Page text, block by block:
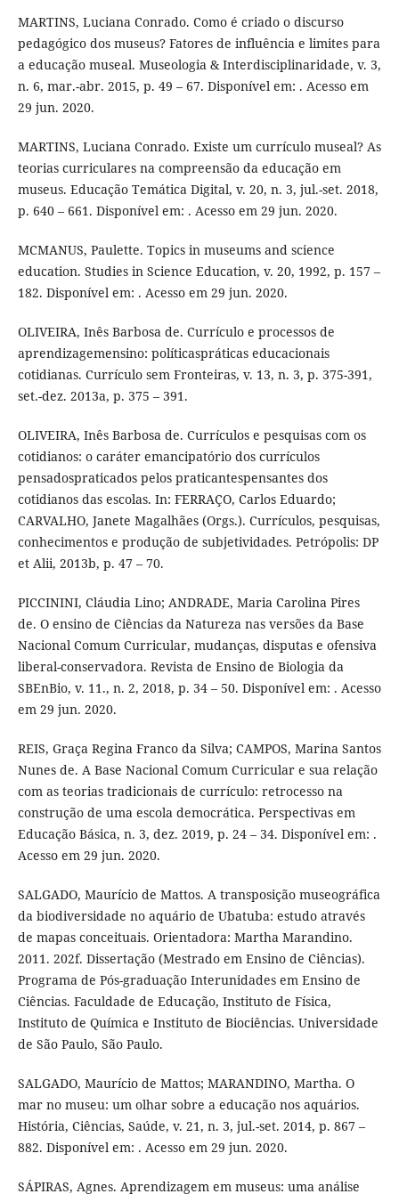
MARTINS, Luciana Conrado. Como é criado o discurso
pedagógico dos museus? Fatores de influência e limites para
a educação museal. Museologia & Interdisciplinaridade, v. 3,
n. 6, mar.-abr. 2015, p. 49 – 67. Disponível em: . Acesso em
29 jun. 2020.
MARTINS, Luciana Conrado. Existe um currículo museal? As
teorias curriculares na compreensão da educação em
museus. Educação Temática Digital, v. 20, n. 3, jul.-set. 2018,
p. 640 – 661. Disponível em: . Acesso em 29 jun. 2020.
MCMANUS, Paulette. Topics in museums and science
education. Studies in Science Education, v. 20, 1992, p. 157 –
182. Disponível em: . Acesso em 29 jun. 2020.
OLIVEIRA, Inês Barbosa de. Currículo e processos de
aprendizagemensino: políticaspráticas educacionais
cotidianas. Currículo sem Fronteiras, v. 13, n. 3, p. 375-391,
set.-dez. 2013a, p. 375 – 391.
OLIVEIRA, Inês Barbosa de. Currículos e pesquisas com os
cotidianos: o caráter emancipatório dos currículos
pensadospraticados pelos praticantespensantes dos
cotidianos das escolas. In: FERRAÇO, Carlos Eduardo;
CARVALHO, Janete Magalhães (Orgs.). Currículos, pesquisas,
conhecimentos e produção de subjetividades. Petrópolis: DP
et Alii, 2013b, p. 47 – 70.
PICCININI, Cláudia Lino; ANDRADE, Maria Carolina Pires
de. O ensino de Ciências da Natureza nas versões da Base
Nacional Comum Curricular, mudanças, disputas e ofensiva
liberal-conservadora. Revista de Ensino de Biologia da
SBEnBio, v. 11., n. 2, 2018, p. 34 – 50. Disponível em: . Acesso
em 29 jun. 2020.
REIS, Graça Regina Franco da Silva; CAMPOS, Marina Santos
Nunes de. A Base Nacional Comum Curricular e sua relação
com as teorias tradicionais de currículo: retrocesso na
construção de uma escola democrática. Perspectivas em
Educação Básica, n. 3, dez. 2019, p. 24 – 34. Disponível em: .
Acesso em 29 jun. 2020.
SALGADO, Maurício de Mattos. A transposição museográfica
da biodiversidade no aquário de Ubatuba: estudo através
de mapas conceituais. Orientadora: Martha Marandino.
2011. 202f. Dissertação (Mestrado em Ensino de Ciências).
Programa de Pós-graduação Interunidades em Ensino de
Ciências. Faculdade de Educação, Instituto de Física,
Instituto de Química e Instituto de Biociências. Universidade
de São Paulo, São Paulo.
SALGADO, Maurício de Mattos; MARANDINO, Martha. O
mar no museu: um olhar sobre a educação nos aquários.
História, Ciências, Saúde, v. 21, n. 3, jul.-set. 2014, p. 867 –
882. Disponível em: . Acesso em 29 jun. 2020.
SÁPIRAS, Agnes. Aprendizagem em museus: uma análise